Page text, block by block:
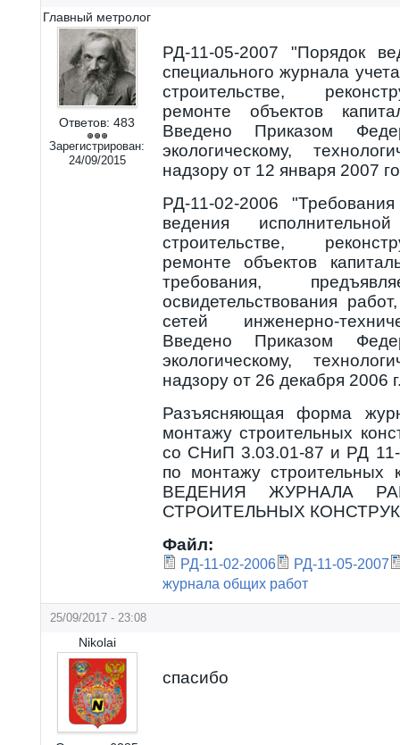
Главный метролог
Ответов: 483
Зарегистрирован:
24/09/2015
РД-11-05-2007 "Порядок
специального журнала
строительстве,
ремонте объектов
Введено Приказом
экологическому,
надзору от 12 января 2007
РД-11-02-2006
ведения
строительстве,
ремонте объектов
требования,
освидетельствования
сетей инженерно-
Введено Приказом
экологическому,
надзору от 26 декабря 2006
Разъясняющая форма
монтажу строительных
со СНиП 3.03.01-87 и РД
по монтажу строительных
ВЕДЕНИЯ ЖУРНАЛА
СТРОИТЕЛЬНЫХ
Файл:
РД-11-02-2006
РД-11-05-2007
журнала общих работ
25/09/2017 - 23:08
Nikolai
спасибо